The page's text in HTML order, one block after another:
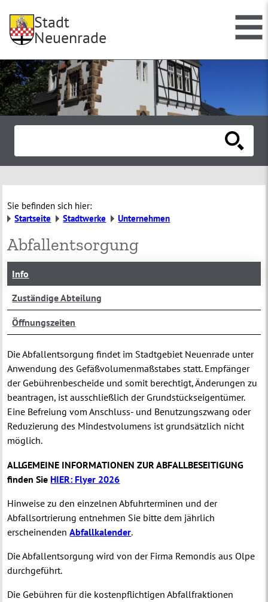
Stadt
Neuenrade
Sie befinden sich hier:
Startseite
Stadtwerke Unternehmen
Abfallentsorgung
Info
Zuständige Abteilung
Öffnungszeiten
Die Abfallentsorgung findet im Stadtgebiet Neuenrade unter
Anwendung des Gefäßvolumenmaßstabes statt. Empfänger
der Gebührenbescheide und somit berechtigt, Änderungen zu
beantragen, ist ausschließlich der Grundstückseigentümer.
Eine Befreiung vom Anschluss- und Benutzungszwang oder
Reduzierung des Mindestvolumens ist grundsätzlich nicht
möglich.
ALLGEMEINE INFORMATIONEN ZUR ABFALLBESEITIGUNG
finden Sie HIER: Flyer 2026
Hinweise zu den einzelnen Abfuhrterminen und der
Abfallsortrierung entnehmen Sie bitte dem jährlich
erscheinendenAbfallkalender.
Die Abfallentsorgung wird von der Firma Remondis aus Olpe
durchgeführt.
Die Gebühren für die kostenpflichtigen Abfallfraktionen